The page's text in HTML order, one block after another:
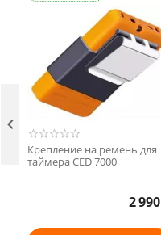
Крепление на ремень для
таймера CED 7000
2 990
